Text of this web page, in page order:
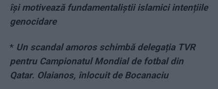
își motivează fundamentaliștii islamici intențiile
genocidare
* Un scandal amoros schimbă delegația TVR
pentru Campionatul Mondial de fotbal din
Qatar. Olaianos, înlocuit de Bocanaciu